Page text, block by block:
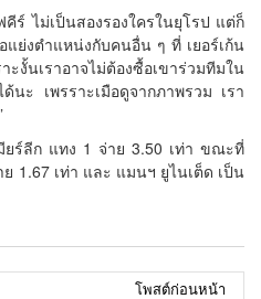
ร์ ไม่เป็นสองรองใครในยุโรป แต่ก็
แย่งตำแหน่งกับคนอื่น ๆ ที่ เยอร์เก้น
งั้นเราอาจไม่ต้องซื้อเขาร่วมทีมใน
นะ เพรราะเมือดูจากภาพรวม เรา
ยร์ลีก แทง 1 จ่าย 3.50 เท่า ขณะที่
1.67 เท่า และ แมนฯ ยูไนเต็ด เป็น
โพสต์ก่อนหน้า